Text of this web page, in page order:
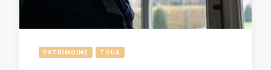
PATRIMOINE TOUS